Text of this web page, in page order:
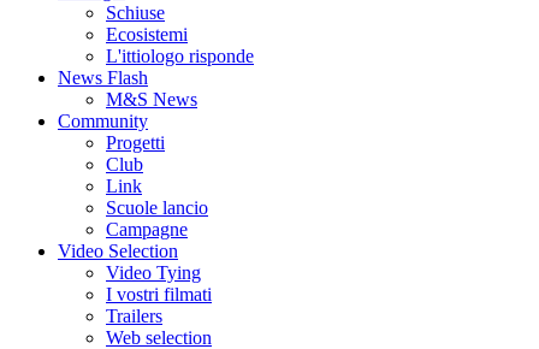
Schiuse
Ecosistemi
L'ittiologo risponde
News Flash
M&S News
Community
Progetti
Club
Link
Scuole lancio
Campagne
Video Selection
Video Tying
I vostri filmati
Trailers
Web selection